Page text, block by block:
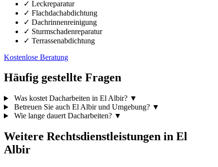
✓ Leckreparatur
✓ Flachdachabdichtung
✓ Dachrinnenreinigung
✓ Sturmschadenreparatur
✓ Terrassenabdichtung
Kostenlose Beratung
Häufig gestellte Fragen
Was kostet Dacharbeiten in El Albir? ▼
Betreuen Sie auch El Albir und Umgebung? ▼
Wie lange dauert Dacharbeiten? ▼
Weitere Rechtsdienstleistungen in El
Albir